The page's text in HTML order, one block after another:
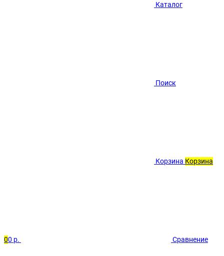
Каталог
Поиск
Корзина Корзина
00 р. Сравнение